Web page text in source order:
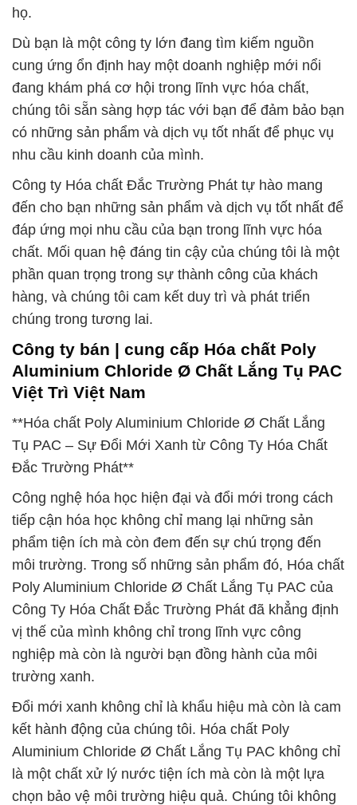
họ.
Dù bạn là một công ty lớn đang tìm kiếm nguồn
cung ứng ổn định hay một doanh nghiệp mới nổi
đang khám phá cơ hội trong lĩnh vực hóa chất,
chúng tôi sẵn sàng hợp tác với bạn để đảm bảo bạn
có những sản phẩm và dịch vụ tốt nhất để phục vụ
nhu cầu kinh doanh của mình.
Công ty Hóa chất Đắc Trường Phát tự hào mang
đến cho bạn những sản phẩm và dịch vụ tốt nhất để
đáp ứng mọi nhu cầu của bạn trong lĩnh vực hóa
chất. Mối quan hệ đáng tin cậy của chúng tôi là một
phần quan trọng trong sự thành công của khách
hàng, và chúng tôi cam kết duy trì và phát triển
chúng trong tương lai.
Công ty bán | cung cấp Hóa chất Poly
Aluminium Chloride Ø Chất Lắng Tụ PAC
Việt Trì Việt Nam
**Hóa chất Poly Aluminium Chloride Ø Chất Lắng
Tụ PAC – Sự Đổi Mới Xanh từ Công Ty Hóa Chất
Đắc Trường Phát**
Công nghệ hóa học hiện đại và đổi mới trong cách
tiếp cận hóa học không chỉ mang lại những sản
phẩm tiện ích mà còn đem đến sự chú trọng đến
môi trường. Trong số những sản phẩm đó, Hóa chất
Poly Aluminium Chloride Ø Chất Lắng Tụ PAC của
Công Ty Hóa Chất Đắc Trường Phát đã khẳng định
vị thế của mình không chỉ trong lĩnh vực công
nghiệp mà còn là người bạn đồng hành của môi
trường xanh.
Đổi mới xanh không chỉ là khẩu hiệu mà còn là cam
kết hành động của chúng tôi. Hóa chất Poly
Aluminium Chloride Ø Chất Lắng Tụ PAC không chỉ
là một chất xử lý nước tiện ích mà còn là một lựa
chọn bảo vệ môi trường hiệu quả. Chúng tôi không